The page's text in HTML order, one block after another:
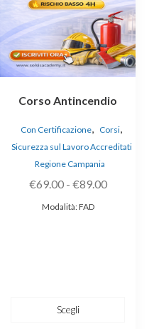
Corso Antincendio
Con Certificazione, Corsi,
Sicurezza sul Lavoro Accreditati
Regione Campania
€69.00 - €89.00Fascia
Modalità: FAD
Scegli
varianti.
Le
opzioni
possono
scelte